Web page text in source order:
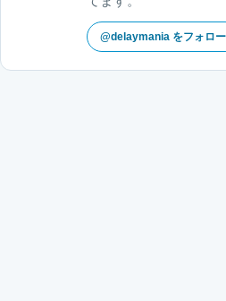
@delaymania をフォロー